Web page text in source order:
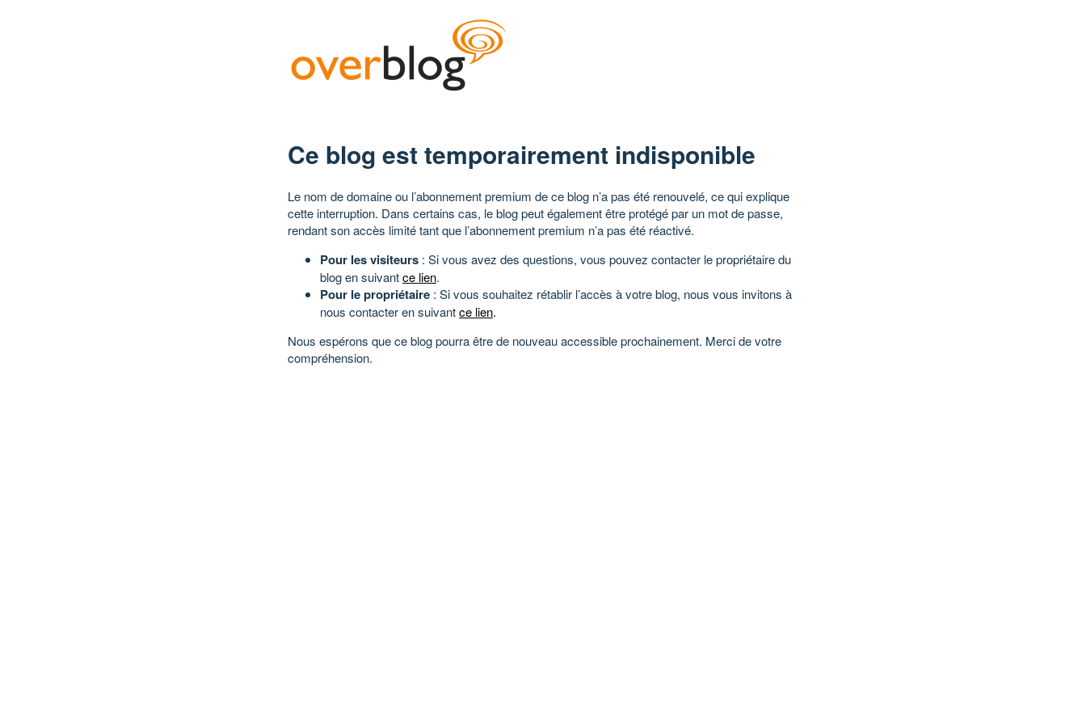
Ce blog est temporairement indisponible
Le nom de domaine ou l’abonnement premium de ce blog n’a pas été renouvelé, ce qui explique
cette interruption. Dans certains cas, le blog peut également être protégé par un mot de passe,
rendant son accès limité tant que l’abonnement premium n’a pas été réactivé.
Pour les visiteurs : Si vous avez des questions, vous pouvez contacter le propriétaire du
blog en suivantce lien.
Pour le propriétaire : Si vous souhaitez rétablir l’accès à votre blog, nous vous invitons à
nous contacter en suivantce lien.
Nous espérons que ce blog pourra être de nouveau accessible prochainement. Merci de votre
compréhension.